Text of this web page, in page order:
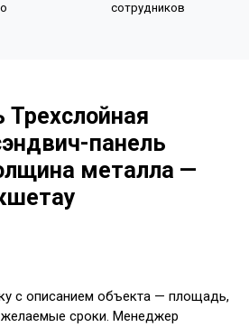
сотрудников
Трехслойная
панель
металла —
с описанием объекта — площадь,
желаемые сроки. Менеджер